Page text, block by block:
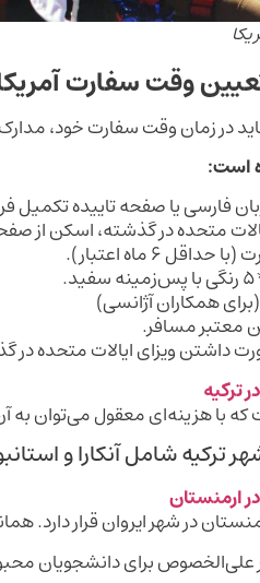
وقت سفارت
در زمان وقت سفارت خود، مدارک
است:
متحده در گذشته، اسکن از
۶ ماه اعتبار).
همکاران آژانسی)
معتبر مسافر.
داشتن ویزای ایالات متحده در
ترکیه
با هزینه‌ای معقول می‌توان به
ترکیه شامل آنکارا و
ارمنستان
در شهر ایروان قرار دارد.
برای دانشجویان